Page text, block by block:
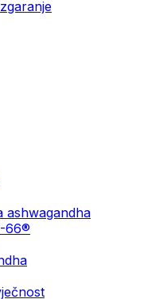
ashwagandha
66®